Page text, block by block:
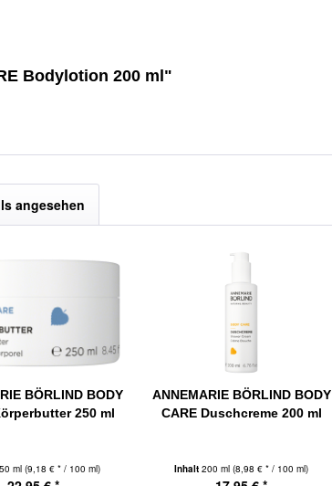
Bodylotion 200 ml"
angesehen
BÖRLIND BODY
250 ml
ml(9,18 € * / 100 ml)
ANNEMARIE BÖRLIND BODY
CARE Duschcreme 200 ml
Inhalt200 ml(8,98 € * / 100 ml)